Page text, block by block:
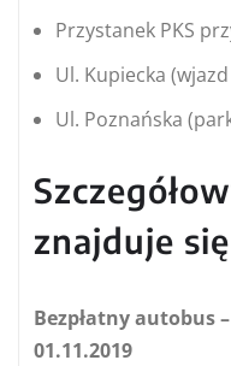
Przystanek PKS
Ul. Kupiecka
Ul. Poznańska
znajduje
Bezpłatny autobus –
01.11.2019